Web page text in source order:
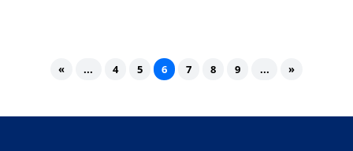
« ... 4 5 6 7 8 9 ... »